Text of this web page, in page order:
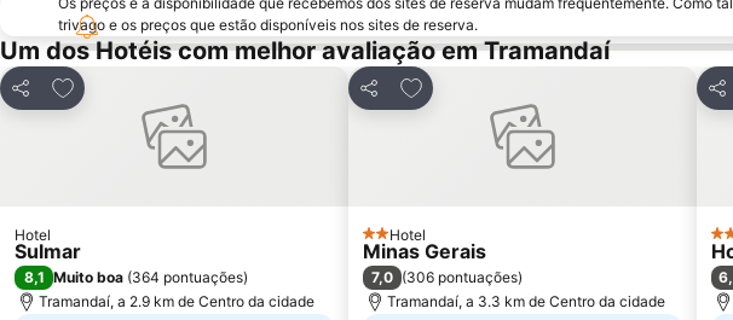
trivago e os preços que estão disponíveis nos sites de reserva.
Um dos Hotéis com melhor avaliação em Tramandaí
Partilhar
Adicionar aos favoritos
Hotel
Sulmar
8,1 Muito boa (364 pontuações)
Tramandaí, a 2.9 km de Centro da cidade
Partilhar
Adicionar aos favoritos
2 Estrelas
Hotel
Minas Gerais
7,0 (306 pontuações)
Tramandaí, a 3.3 km de Centro da cidade
3